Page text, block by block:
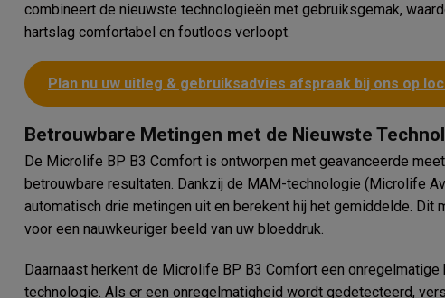
combineert de nieuwste technologieën met gebruiksgemak,
hartslag comfortabel en foutloos verloopt.
Plan nu uw uitleg & gebruiksadvies afspraak bij ons op
Betrouwbare Metingen met de Nieuwste
De Microlife BP B3 Comfort is ontworpen met geavanceerde
betrouwbare resultaten. Dankzij de MAM-technologie (Microlife
automatisch drie metingen uit en berekent hij het gemiddelde. Dit
voor een nauwkeuriger beeld van uw bloeddruk.
Daarnaast herkent de Microlife BP B3 Comfort een
technologie. Als er een onregelmatigheid wordt gedetecteerd,